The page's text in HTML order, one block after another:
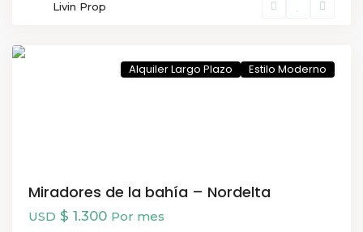
Livin Prop
Alquiler Largo Plazo Estilo Moderno
Miradores de la bahía – Nordelta
USD $ 1.300 Por mes